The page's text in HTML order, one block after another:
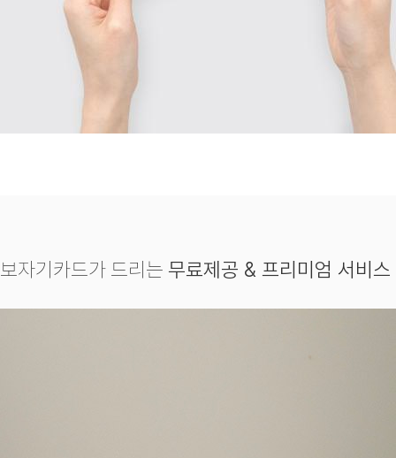
보자기카드가 드리는 무료제공 & 프리미엄 서비스